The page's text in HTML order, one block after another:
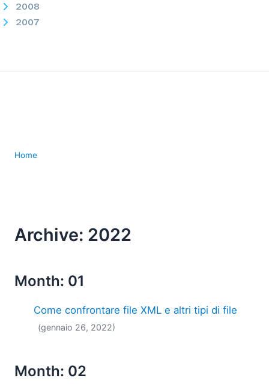
2008
2007
Home
Archive: 2022
Month: 01
Come confrontare file XML e altri tipi di file
(gennaio 26, 2022)
Month: 02